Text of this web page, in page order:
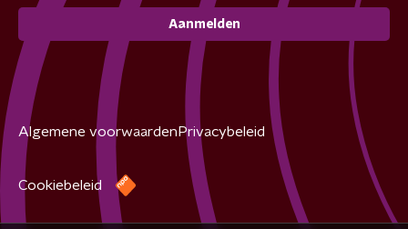
Aanmelden
Algemene voorwaardenPrivacybeleid
Cookiebeleid